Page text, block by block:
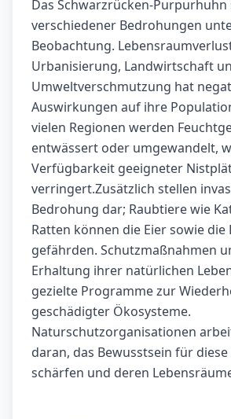
Das Schwarzrücken-
verschiedener Bedrohungen
Beobachtung.
Urbanisierung, Landwirtschaft
Umweltverschmutzung hat
Auswirkungen auf ihre
vielen Regionen werden
entwässert oder umgewandelt,
Verfügbarkeit geeigneter
verringert.Zusätzlich stellen
Bedrohung dar; Raubtiere wie
Ratten können die Eier sowie die
gefährden. Schutzmaßnahmen
Erhaltung ihrer natürlichen
gezielte Programme zur
geschädigter Ökosysteme.
Naturschutzorganisationen
daran, das Bewusstsein für diese
schärfen und deren